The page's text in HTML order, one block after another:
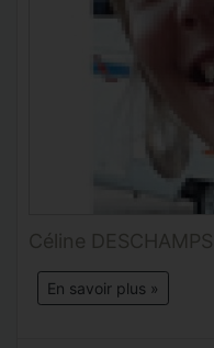
Céline DESCHAMPS
En savoir plus »